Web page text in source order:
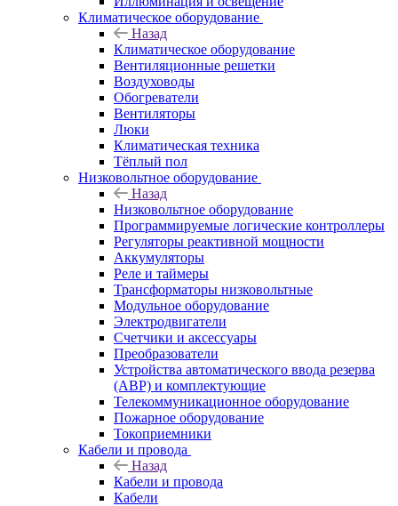
Климатическое оборудование
Назад
Климатическое оборудование
Вентиляционные решетки
Воздуховоды
Обогреватели
Вентиляторы
Люки
Климатическая техника
Тёплый пол
Низковольтное оборудование
Назад
Низковольтное оборудование
Программируемые логические контроллеры
Регуляторы реактивной мощности
Аккумуляторы
Реле и таймеры
Трансформаторы низковольтные
Модульное оборудование
Электродвигатели
Счетчики и аксессуары
Преобразователи
Устройства автоматического ввода резерва
(АВР) и комплектующие
Телекоммуникационное оборудование
Пожарное оборудование
Токоприемники
Кабели и провода
Назад
Кабели и провода
Кабели